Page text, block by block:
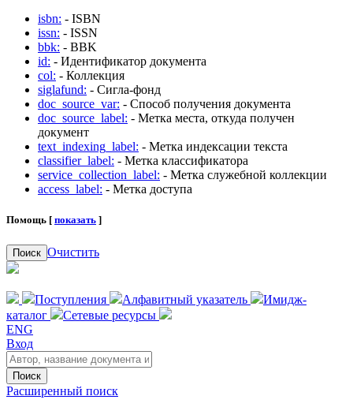
isbn: - ISBN
issn: - ISSN
bbk: - BBK
id: - Идентификатор документа
col: - Коллекция
siglafund: - Сигла-фонд
doc_source_var: - Способ получения документа
doc_source_label: - Метка места, откуда получен
документ
text_indexing_label: - Метка индексации текста
classifier_label: - Метка классификатора
service_collection_label: - Метка служебной коллекции
access_label: - Метка доступа
Помощь [ показать ]
Поиск Очистить
Поступления Алфавитный указатель
Имидж-
каталог
Сетевые ресурсы
ENG
Вход
Поиск
Расширенный поиск